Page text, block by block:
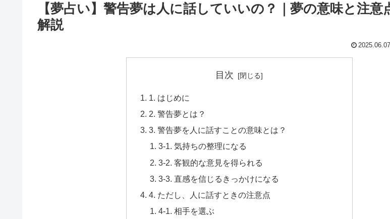
【夢占い】警告夢は人に話していいの？｜夢の意味と注意
解説
2025.06.07
目次
1. はじめに
2. 警告夢とは？
3. 警告夢を人に話すことの意味とは？
3-1. 気持ちの整理になる
3-2. 客観的な意見を得られる
3-3. 直感を信じるきっかけになる
4. ただし、人に話すときの注意点
4-1. 相手を選ぶ